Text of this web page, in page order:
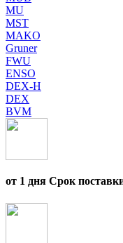
MU
MST
MAKO
Gruner
FWU
ENSO
DEX-H
DEX
BVM
от 1 дня Срок